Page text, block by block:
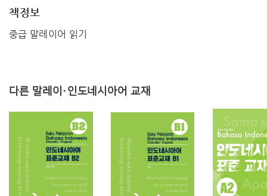
책정보
중급 말레이어 읽기
다른 말레이·인도네시아어 교재